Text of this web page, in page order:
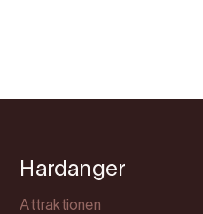
Hardanger
Attraktionen